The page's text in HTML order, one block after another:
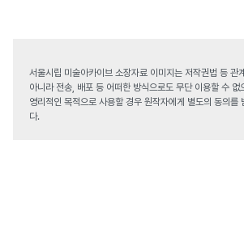
서울시립 미술아카이브 소장자료 이미지는 저작권법 등 관
아니라 전송, 배포 등 어떠한 방식으로도 무단 이용할 수 없
영리적인 목적으로 사용할 경우 원작자에게 별도의 동의를
다.